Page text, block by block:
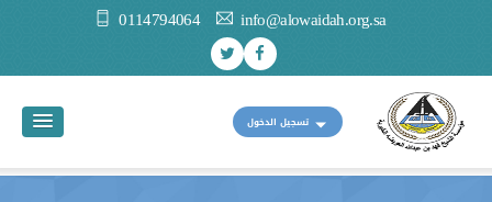
info@alowaidah.org.sa
0114794064
تسجيل الدخول